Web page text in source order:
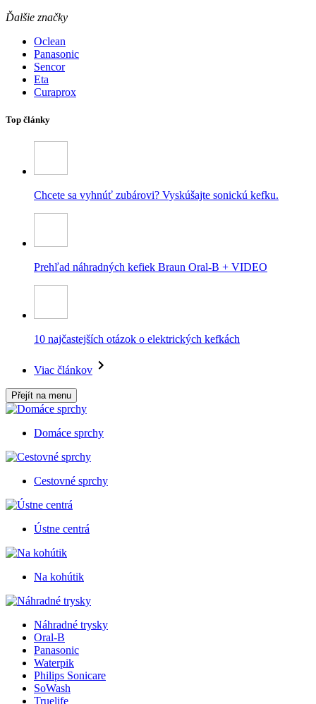
Ďalšie značky
Oclean
Panasonic
Sencor
Eta
Curaprox
Top články
Chcete sa vyhnúť zubárovi? Vyskúšajte sonickú kefku.
Prehľad náhradných kefiek Braun Oral-B + VIDEO
10 najčastejších otázok o elektrických kefkách
Viac článkov
Přejít na menu
Domáce sprchy
Cestovné sprchy
Ústne centrá
Na kohútik
Náhradné trysky
Oral-B
Panasonic
Waterpik
Philips Sonicare
SoWash
Truelife